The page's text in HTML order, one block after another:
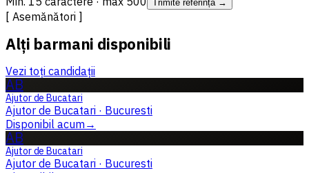
Trimite referința →
[ Asemănători ]
Alți barmani disponibili
Vezi toți candidații
AB
Ajutor de Bucatari
Ajutor de Bucatari · Bucuresti
Disponibil acum→
AB
Ajutor de Bucatari
Ajutor de Bucatari · Bucuresti